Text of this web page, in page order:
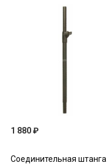
1 880 ₽
Соединительная штанга